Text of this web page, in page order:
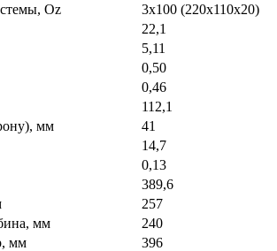
Oz
3х100 (220х110х20)
22,1
5,11
0,50
0,46
112,1
мм
41
14,7
0,13
389,6
257
мм
240
мм
396